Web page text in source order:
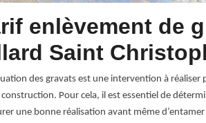
enlèvement de
Saint
des gravats est une intervention à
Pour cela, il est essentiel de
une bonne réalisation avant même